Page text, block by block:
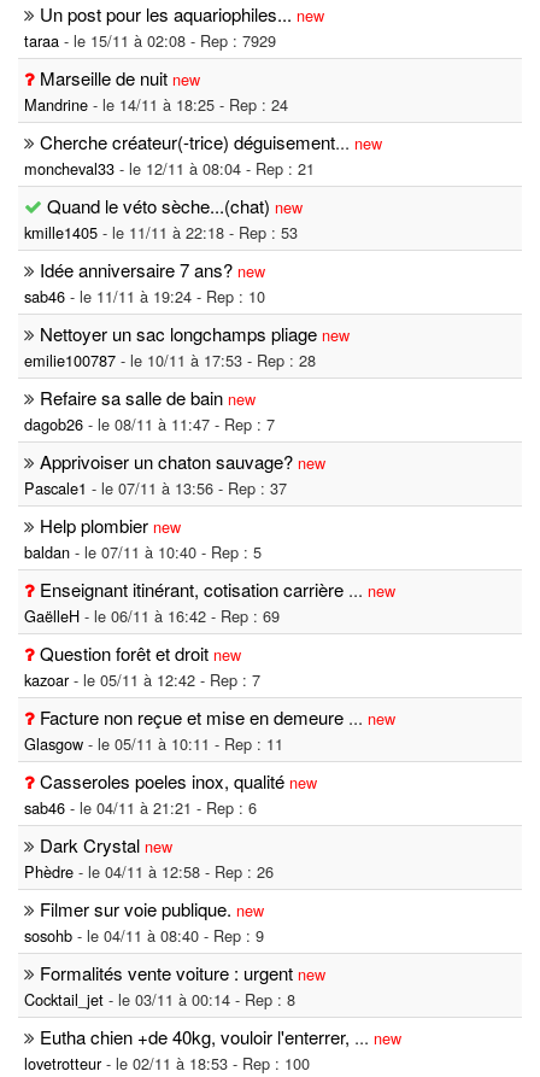
Un post pour les aquariophiles... new
taraa - le 15/11 à 02:08 - Rep : 7929
Marseille de nuit new
Mandrine - le 14/11 à 18:25 - Rep : 24
Cherche créateur(-trice) déguisement... new
moncheval33 - le 12/11 à 08:04 - Rep : 21
Quand le véto sèche...(chat) new
kmille1405 - le 11/11 à 22:18 - Rep : 53
Idée anniversaire 7 ans? new
sab46 - le 11/11 à 19:24 - Rep : 10
Nettoyer un sac longchamps pliage new
emilie100787 - le 10/11 à 17:53 - Rep : 28
Refaire sa salle de bain new
dagob26 - le 08/11 à 11:47 - Rep : 7
Apprivoiser un chaton sauvage? new
Pascale1 - le 07/11 à 13:56 - Rep : 37
Help plombier new
baldan - le 07/11 à 10:40 - Rep : 5
Enseignant itinérant, cotisation carrière ... new
GaëlleH - le 06/11 à 16:42 - Rep : 69
Question forêt et droit new
kazoar - le 05/11 à 12:42 - Rep : 7
Facture non reçue et mise en demeure ... new
Glasgow - le 05/11 à 10:11 - Rep : 11
Casseroles poeles inox, qualité new
sab46 - le 04/11 à 21:21 - Rep : 6
Dark Crystal new
Phèdre - le 04/11 à 12:58 - Rep : 26
Filmer sur voie publique. new
sosohb - le 04/11 à 08:40 - Rep : 9
Formalités vente voiture : urgent new
Cocktail_jet - le 03/11 à 00:14 - Rep : 8
Eutha chien +de 40kg, vouloir l'enterrer, ... new
lovetrotteur - le 02/11 à 18:53 - Rep : 100